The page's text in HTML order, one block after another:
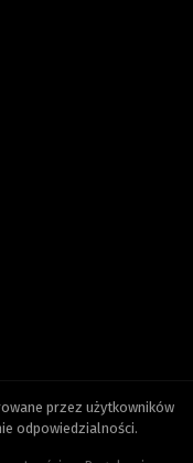
przez użytkowników
odpowiedzialności.